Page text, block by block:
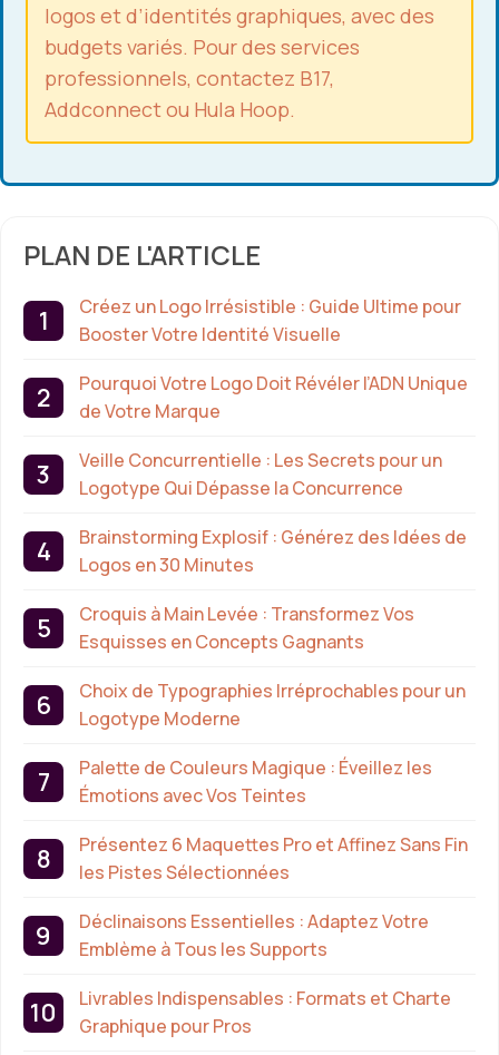
logos et d’identités graphiques, avec des
budgets variés. Pour des services
professionnels, contactez B17,
Addconnect ou Hula Hoop.
PLAN DE L'ARTICLE
Créez un Logo Irrésistible : Guide Ultime pour
Booster Votre Identité Visuelle
Pourquoi Votre Logo Doit Révéler l’ADN Unique
de Votre Marque
Veille Concurrentielle : Les Secrets pour un
Logotype Qui Dépasse la Concurrence
Brainstorming Explosif : Générez des Idées de
Logos en 30 Minutes
Croquis à Main Levée : Transformez Vos
Esquisses en Concepts Gagnants
Choix de Typographies Irréprochables pour un
Logotype Moderne
Palette de Couleurs Magique : Éveillez les
Émotions avec Vos Teintes
Présentez 6 Maquettes Pro et Affinez Sans Fin
les Pistes Sélectionnées
Déclinaisons Essentielles : Adaptez Votre
Emblème à Tous les Supports
Livrables Indispensables : Formats et Charte
Graphique pour Pros